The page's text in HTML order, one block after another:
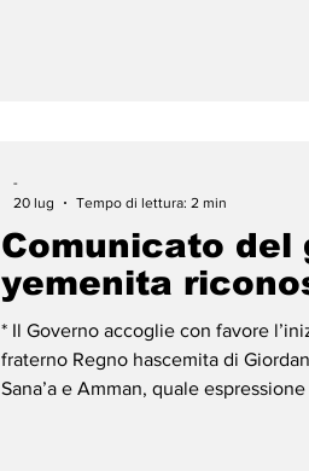
Comunicato del
yemenita
* Il Governo accoglie con favore
fraterno Regno hascemita di
Sana’a e Amman, quale
-
20 lug
Tempo di lettura: 2 min